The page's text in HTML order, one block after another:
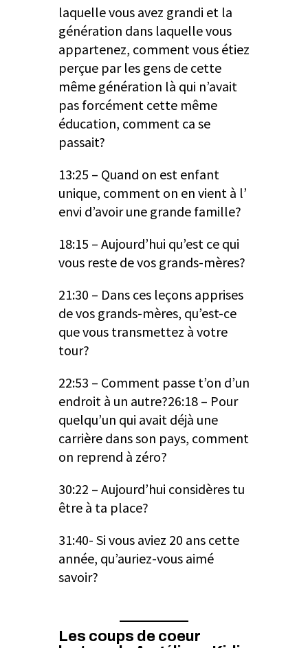
laquelle vous avez grandi et la
génération dans laquelle vous
appartenez, comment vous étiez
perçue par les gens de cette
même génération là qui n’avait
pas forcément cette même
éducation, comment ca se
passait?
13:25 – Quand on est enfant
unique, comment on en vient à l’
envi d’avoir une grande famille?
18:15 – Aujourd’hui qu’est ce qui
vous reste de vos grands-mères?
21:30 – Dans ces leçons apprises
de vos grands-mères, qu’est-ce
que vous transmettez à votre
tour?
22:53 – Comment passe t’on d’un
endroit à un autre?26:18 – Pour
quelqu’un qui avait déjà une
carrière dans son pays, comment
on reprend à zéro?
30:22 – Aujourd’hui considères tu
être à ta place?
31:40- Si vous aviez 20 ans cette
année, qu’auriez-vous aimé
savoir?
Les coups de coeur